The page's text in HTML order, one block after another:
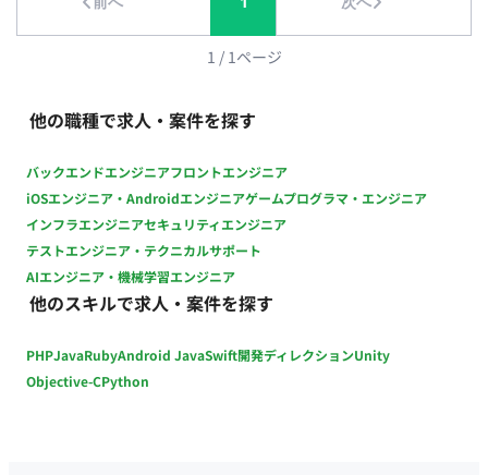
1 / 1ページ
他の職種で求人・案件を探す
バックエンドエンジニアフロントエンジニア
iOSエンジニア・Androidエンジニアゲームプログラマ・エンジニア
インフラエンジニアセキュリティエンジニア
テストエンジニア・テクニカルサポート
AIエンジニア・機械学習エンジニア
他のスキルで求人・案件を探す
PHPJavaRubyAndroid JavaSwift開発ディレクションUnity
Objective-CPython